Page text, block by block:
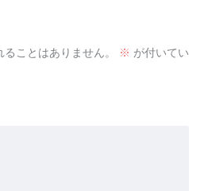
ことはありません。 ※ が付いてい